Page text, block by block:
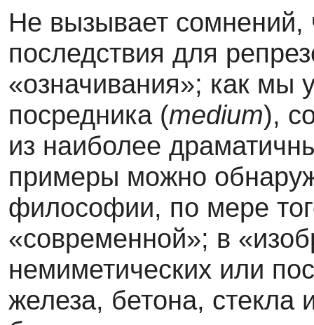
Не вызывает сомнений,
последствия для
«означивания»; как мы
посредника (medium),
из наиболее
примеры можно
философии, по мере
«современной»; в
немиметических или
железа, бетона, стекла